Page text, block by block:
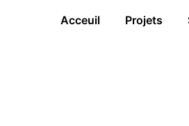
Acceuil Projets